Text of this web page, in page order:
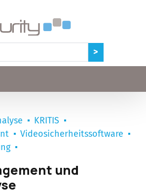
KRITIS
Videosicherheitssoftware
und